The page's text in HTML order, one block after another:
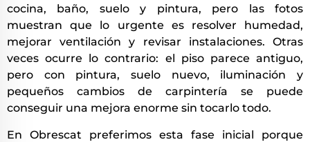
cocina, baño, suelo y pintura, pero las fotos
muestran que lo urgente es resolver humedad,
mejorar ventilación y revisar instalaciones. Otras
veces ocurre lo contrario: el piso parece antiguo,
pero con pintura, suelo nuevo, iluminación y
pequeños cambios de carpintería se puede
conseguir una mejora enorme sin tocarlo todo.
En Obrescat preferimos esta fase inicial porque